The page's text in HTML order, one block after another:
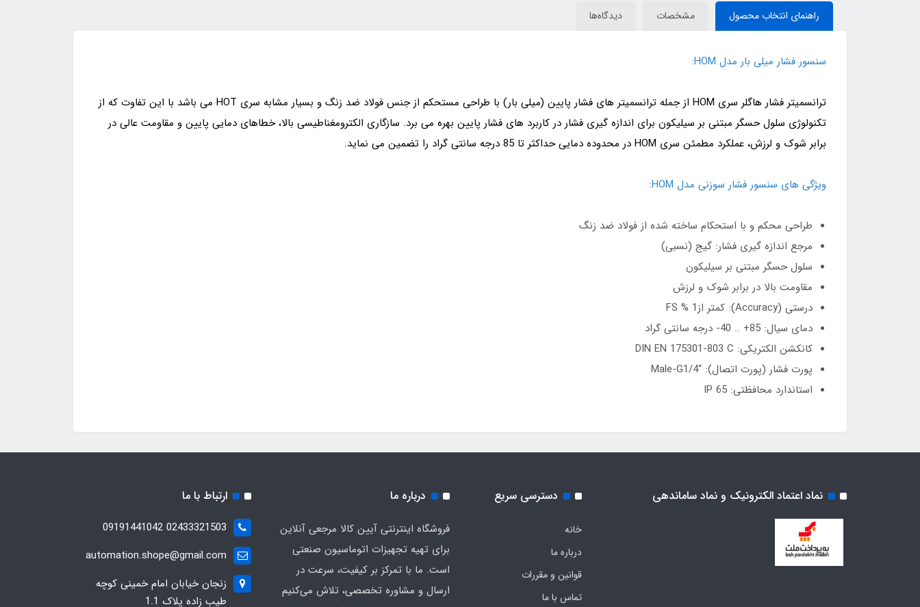
راهنمای انتخاب محصول مشخصات دیدگاه‌ها
سنسور فشار میلی بار مدل HOM:
ترانسمیتر فشار هاگلر سری HOM از جمله ترانسمیتر های فشار پایین (میلی بار) با طراحی مستحکم از جنس فولاد ضد زنگ و بسیار مشابه سری HOT می باشد با این تفاوت که از
تکنولوژی سلول حسگر مبتنی بر سیلیکون برای اندازه گیری فشار در کاربرد های فشار پایین بهره می برد. سازگاری الکترومغناطیسی بالا، خطاهای دمایی پایین و مقاومت عالی در
برابر شوک و لرزش، عملکرد مطمئن سری HOM در محدوده دمایی حداکثر تا 85 درجه سانتی گراد را تضمین می نماید.
ویژگی های سنسور فشار سوزنی مدل HOM:
طراحی محکم و با استحکام ساخته شده از فولاد ضد زنگ
مرجع اندازه گیری فشار: گیج (نسبی)
سلول حسگر مبتنی بر سیلیکون
مقاومت بالا در برابر شوک و لرزش
درستی (Accuracy): کمتر از1 % FS
دمای سیال: 85+ .. 40- درجه سانتی گراد
کانکشن الکتریکی: DIN EN 175301-803 C
پورت فشار (پورت اتصال): “Male-G1/4
استاندارد محافظتی: IP 65
نماد اعتماد الکترونیک و نماد ساماندهی دسترسی سریع
خانه
درباره ما
قوانین و مقررات
تماس با ما
درباره ما
فروشگاه اینترنتی آیین کالا مرجعی آنلاین
برای تهیه تجهیزات اتوماسیون صنعتی
است. ما با تمرکز بر کیفیت، سرعت در
ارسال و مشاوره تخصصی، تلاش می‌کنیم
ارتباط با ما
02433321503 09191441042
automation.shope@gmail.com
زنجان خیابان امام خمینی کوچه
طیب زاده پلاک 1.1